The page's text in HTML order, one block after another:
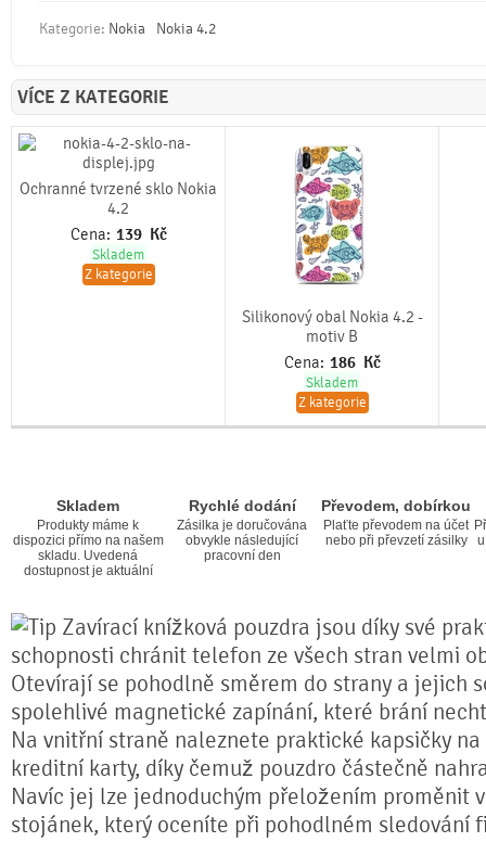
Kategorie: Nokia Nokia 4.2
VÍCE Z KATEGORIE
Ochranné tvrzené sklo Nokia
4.2
Cena: 139 Kč
Skladem
Z kategorie
Silikonový obal Nokia 4.2 -
motiv B
Cena: 186 Kč
Skladem
Z kategorie
Skladem
Produkty máme k
dispozici přímo na našem
skladu. Uvedená
dostupnost je aktuální
Rychlé dodání
Zásilka je doručována
obvykle následující
pracovní den
Převodem, dobírkou
Plaťte převodem na účet
nebo při převzetí zásilky
Zavírací knížková pouzdra jsou díky své
schopnosti chránit telefon ze všech stran velmi
Otevírají se pohodlně směrem do strany a jejich
spolehlivé magnetické zapínání, které brání
Na vnitřní straně naleznete praktické kapsičky na
kreditní karty, díky čemuž pouzdro částečně
Navíc jej lze jednoduchým přeložením proměnit
stojánek, který oceníte při pohodlném sledování